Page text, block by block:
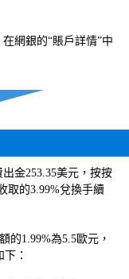
網銀的“賬戶詳情”中
金253.35美元，按按
取的3.99%兌換手續
的1.99%為5.5歐元，
：